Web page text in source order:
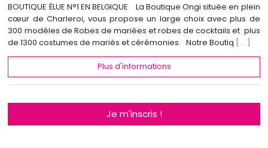
BOUTIQUE ÉLUE N°1 EN BELGIQUE La Boutique Ongi située en plein
cœur de Charleroi, vous propose un large choix avec plus de
300 modèles de Robes de mariées et robes de cocktails et plus
de 1300 costumes de mariés et cérémonies. Notre Boutiq [...]
Plus d'informations
Je m'inscris !